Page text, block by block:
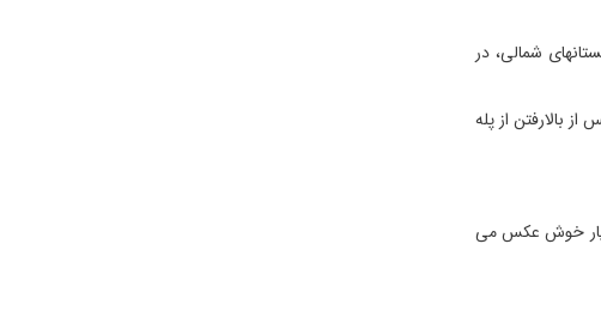
شمالی، در
بالارفتن از پله
بسیار خوش عكس می